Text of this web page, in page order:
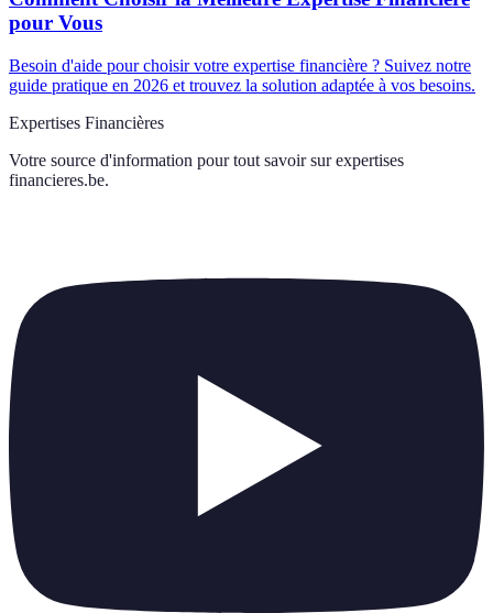
pour Vous
Besoin d'aide pour choisir votre expertise financière ? Suivez notre
guide pratique en 2026 et trouvez la solution adaptée à vos besoins.
Expertises Financières
Votre source d'information pour tout savoir sur expertises
financieres.be.